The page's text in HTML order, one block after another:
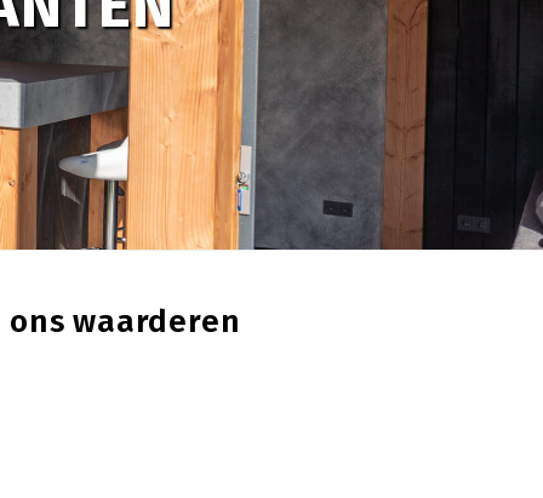
waarderen